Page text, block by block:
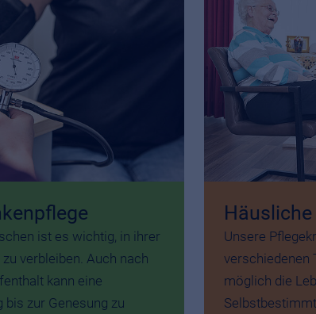
ist es wichtig, in ihrer
verbleiben. Auch nach
kann eine
bis zur Genesung zu
Unsere
verschiedenen
möglich die